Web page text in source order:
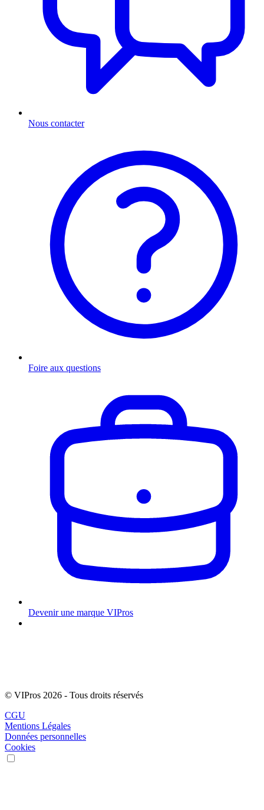
Nous contacter
Foire aux questions
Devenir une marque VIPros
© VIPros 2026 - Tous droits réservés
CGU
Mentions Légales
Données personnelles
Cookies